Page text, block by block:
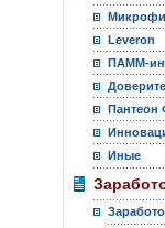
Leveron
ПАММ-
Пантеон
Иные